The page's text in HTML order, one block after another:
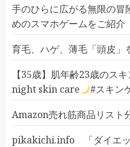
手のひらに広がる無限の冒
めのスマホゲームをご紹介
育毛、ハゲ、薄毛「頭皮」
【35歳】肌年齢23歳のス
night skin care
#スキン
Amazon売れ筋商品リスト
pikakichi.info 「ダイエッ